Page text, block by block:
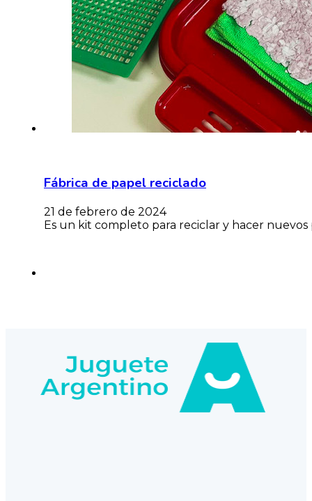
Fábrica de papel reciclado
21 de febrero de 2024
Es un kit completo para reciclar y hacer